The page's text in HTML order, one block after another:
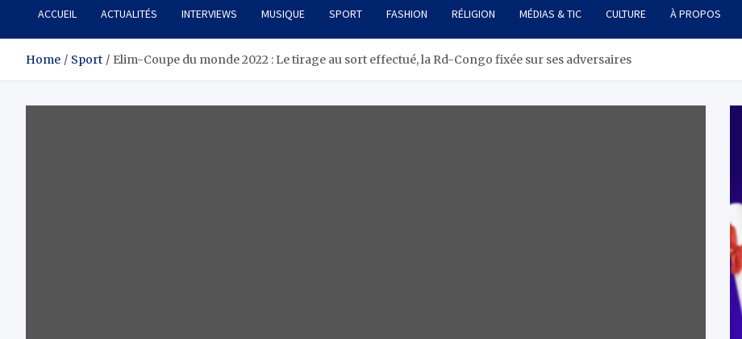
ACCUEIL ACTUALITÉS INTERVIEWS MUSIQUE SPORT FASHION RÉLIGION MÉDIAS & TIC CULTURE À PROPOS
Home Sport Elim-Coupe du monde 2022 : Le tirage au sort effectué, la Rd-Congo fixée sur ses adversaires